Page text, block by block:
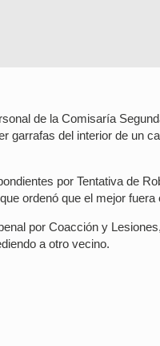
de la Comisaría
garrafas del interior de un
por Tentativa de
ordenó que el mejor
por Coacción y
a otro vecino.